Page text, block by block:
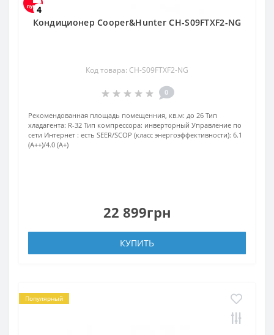
4
Кондиционер Cooper&Hunter CH-S09FTXF2-NG
Код товара: CH-S09FTXF2-NG
0
Рекомендованная площадь помещенния, кв.м: до 26 Тип
хладагента: R-32 Тип компрессора: инверторный Управление по
сети Интернет : есть SEER/SCOP (класс энергоэффективности): 6.1
(A++)/4.0 (A+)
22 899грн
КУПИТЬ
Популярный